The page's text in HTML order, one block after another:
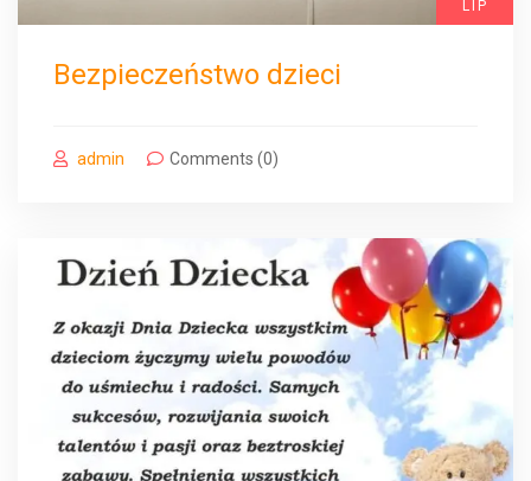
LIP
Bezpieczeństwo dzieci
admin Comments (0)